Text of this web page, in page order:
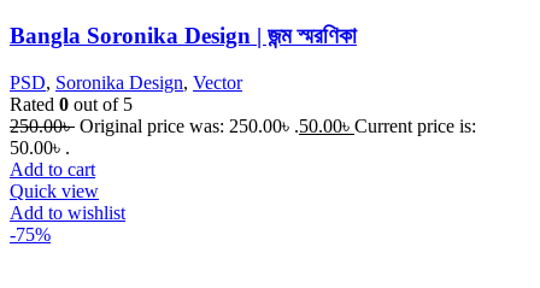
Bangla Soronika Design | জন্ম স্মরণিকা
PSD, Soronika Design, Vector
Rated 0 out of 5
250.00৳ Original price was: 250.00৳ .50.00৳ Current price is:
50.00৳ .
Add to cart
Quick view
Add to wishlist
-75%